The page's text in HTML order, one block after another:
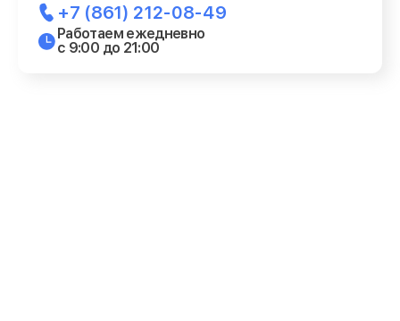
+7 (861) 212-08-49
Работаем ежедневно
с 9:00 до 21:00